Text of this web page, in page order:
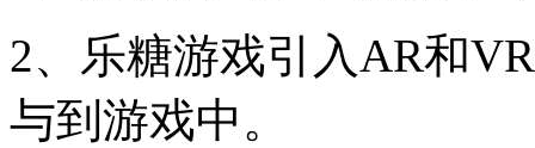
2、乐糖游戏引入AR和
与到游戏中。